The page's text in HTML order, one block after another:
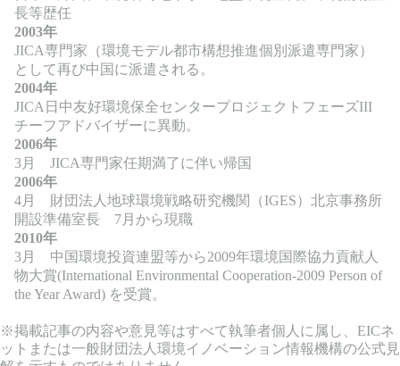
長等歴任
2003年
JICA専門家（環境モデル都市構想推進個別派遣専門家）
として再び中国に派遣される。
2004年
JICA日中友好環境保全センタープロジェクトフェーズIII
チーフアドバイザーに異動。
2006年
3月 JICA専門家任期満了に伴い帰国
2006年
4月 財団法人地球環境戦略研究機関（IGES）北京事務所
開設準備室長 7月から現職
2010年
3月 中国環境投資連盟等から2009年環境国際協力貢献人
物大賞(International Environmental Cooperation-2009 Person of
the Year Award) を受賞。
※掲載記事の内容や意見等はすべて執筆者個人に属し、EICネ
ットまたは一般財団法人環境イノベーション情報機構の公式見